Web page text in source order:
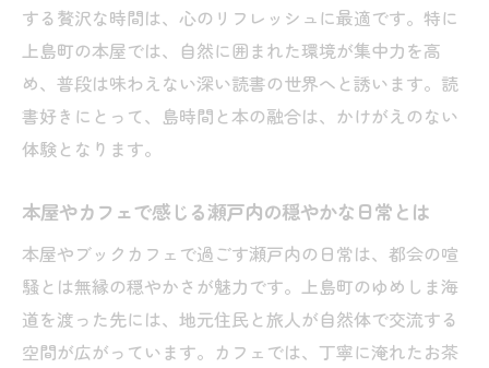
の魅力
個人書店ならではの魅力を瀬戸内で体感
瀬戸内の個人書店が伝える本屋の温かさと
選書力
方
地域作家やZINEが並ぶ瀬戸内本屋の魅力を
解説
本屋とカフェが紡ぐ島の暮らしの豊かさに
触れる
する贅沢な時間は、心のリフレッシュに最適です。特に
上島町の本屋では、自然に囲まれた環境が集中力を高
め、普段は味わえない深い読書の世界へと誘います。読
書好きにとって、島時間と本の融合は、かけがえのない
体験となります。
本屋やカフェで感じる瀬戸内の穏やかな日常とは
本屋やブックカフェで過ごす瀬戸内の日常は、都会の喧
騒とは無縁の穏やかさが魅力です。上島町のゆめしま海
道を渡った先には、地元住民と旅人が自然体で交流する
空間が広がっています。カフェでは、丁寧に淹れたお茶